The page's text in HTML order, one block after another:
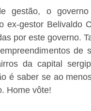
gestão, o
ex-gestor Belivaldo
por este governo.
de
da capital
é saber se ao
Home vôte!